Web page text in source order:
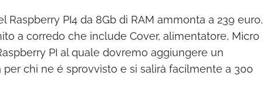
Raspberry PI4 da 8Gb di RAM ammonta a 239 euro,
a corredo che include Cover, alimentatore, Micro
PI al quale dovremo aggiungere un
chi ne é sprovvisto e si salirà facilmente a 300